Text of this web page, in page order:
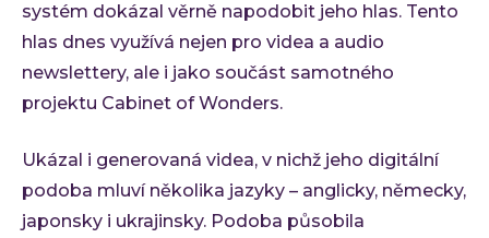
systém dokázal věrně napodobit jeho hlas. Tento
hlas dnes využívá nejen pro videa a audio
newslettery, ale i jako součást samotného
projektu Cabinet of Wonders.
Ukázal i generovaná videa, v nichž jeho digitální
podoba mluví několika jazyky – anglicky, německy,
japonsky i ukrajinsky. Podoba působila